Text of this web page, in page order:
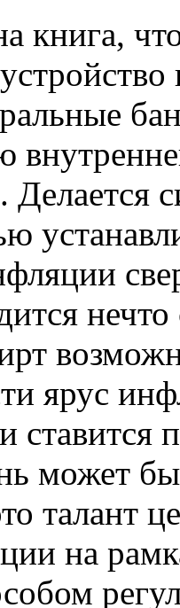
книга,
Делается
ярус
ставится
может
талант
на